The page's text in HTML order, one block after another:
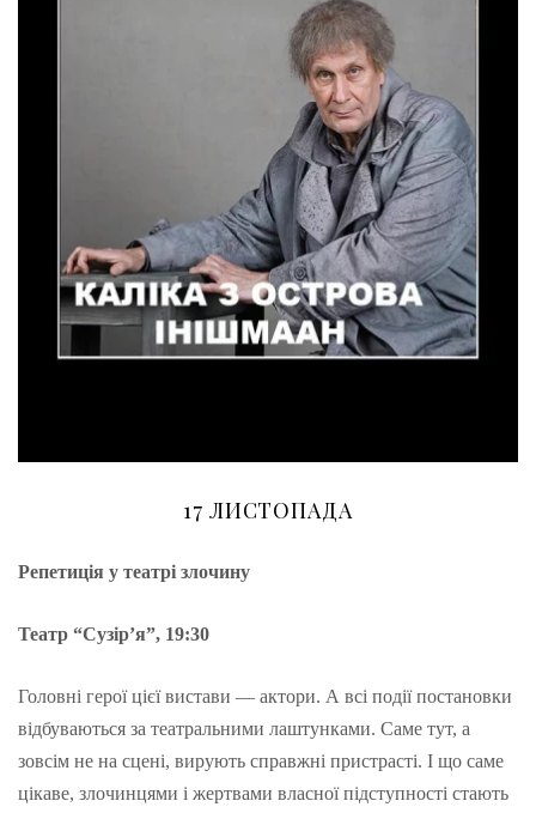
17 ЛИСТОПАДА
Репетиція у театрі злочину
Театр “Сузір’я”, 19:30
Головні герої цієї вистави — актори. А всі події постановки
відбуваються за театральними лаштунками. Саме тут, а
зовсім не на сцені, вирують справжні пристрасті. І що саме
цікаве, злочинцями і жертвами власної підступності стають